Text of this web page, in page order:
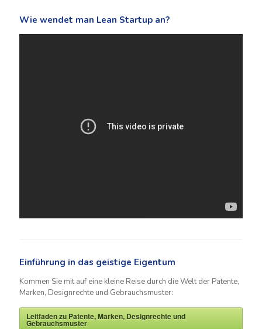
Wie wendet man Lean Startup an?
Einführung in das geistige Eigentum
Kommen Sie mit auf eine kleine Reise durch die Welt der Patente,
Marken, Designrechte und Gebrauchsmuster:
Leitfaden zu Patente, Marken, Designrechte und
Gebrauchsmuster